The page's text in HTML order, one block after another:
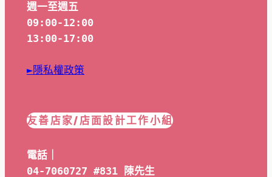
週一至週五
09:00-12:00
13:00-17:00
►隱私權政策
友善店家/店面設計工作小組
電話｜
04-7060727 #831 陳先生